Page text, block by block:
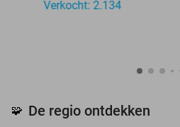
Verkocht: 2.134
🧩 De regio ontdekken